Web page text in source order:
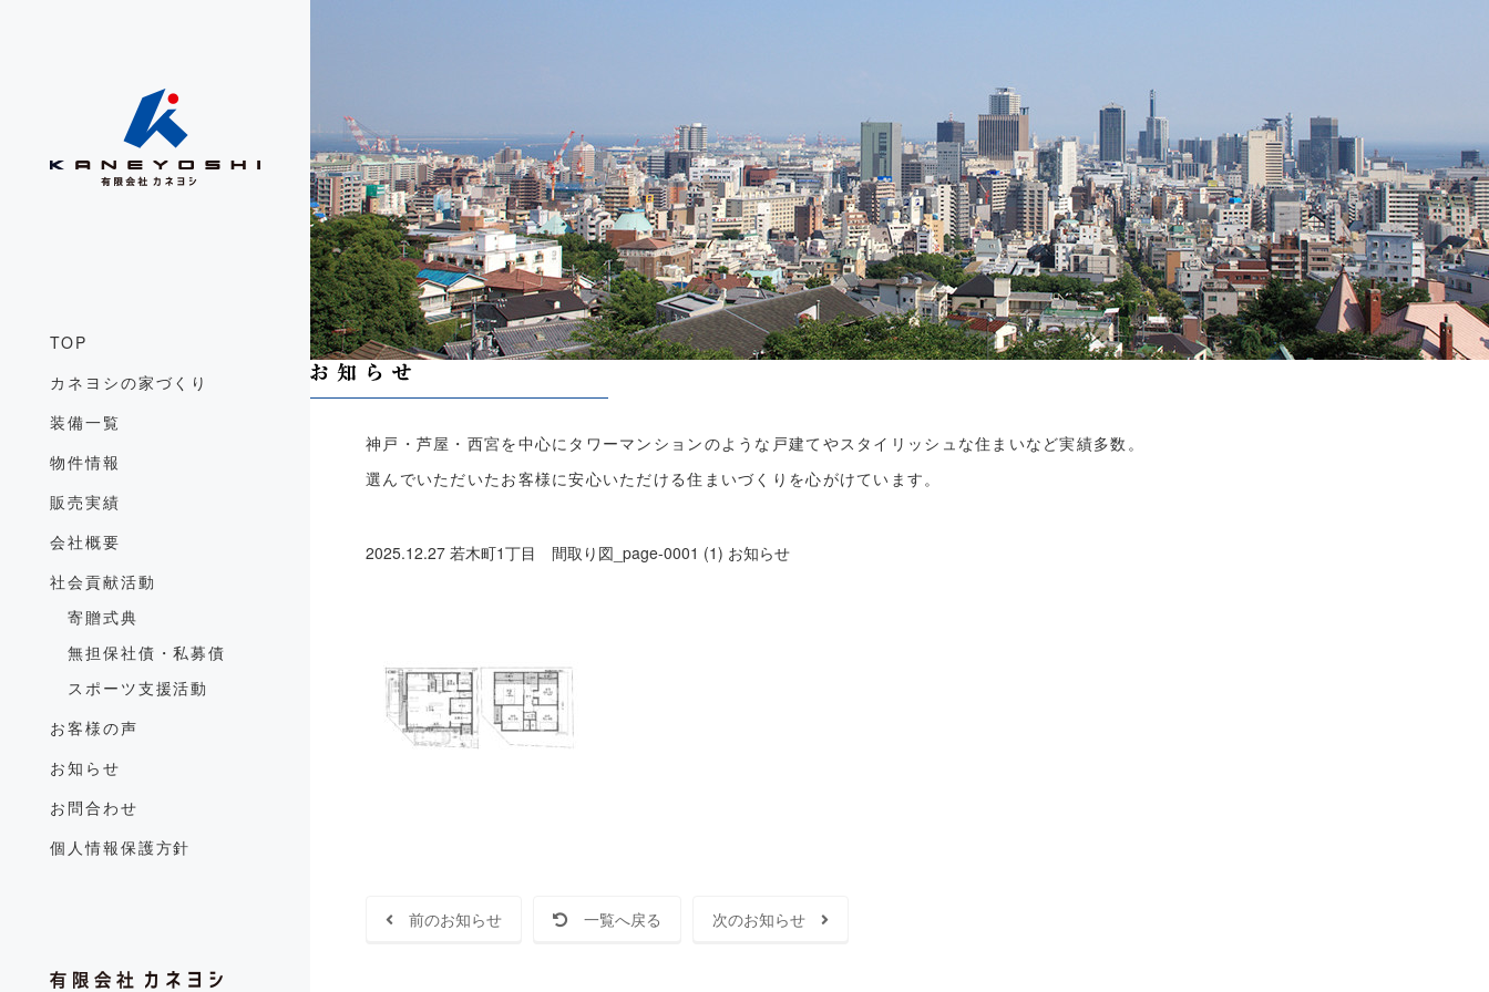
TOP
カネヨシの家づくり
装備一覧
物件情報
販売実績
会社概要
社会貢献活動
寄贈式典
無担保社債・私募債
スポーツ支援活動
お客様の声
お知らせ
お問合わせ
個人情報保護方針
神戸・芦屋・西宮を中心にタワーマンションのような戸建てやスタイリッシュな住まいなど実績多数。
選んでいただいたお客様に安心いただける住まいづくりを心がけています。
2025.12.27 若木町1丁目 間取り図_page-0001 (1) お知らせ
前のお知らせ 一覧へ戻る 次のお知らせ